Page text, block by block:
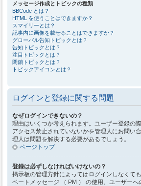
メッセージ作成とトピックの種類
BBCode とは？
HTML を使うことはできますか？
スマイリーとは？
記事内に画像を載せることはできますか？
グローバル告知トピックとは？
告知トピックとは？
注目トピックとは？
閉鎖トピックとは？
トピックアイコンとは？
ログインと登録に関する問題
なぜログインできないの？
理由はいくつか考えられます。ユーザー登録の
アクセス禁止されていないかを管理人にお問い
理人は問題を解決する必要があるでしょう。
ページトップ
登録は必ずしなければいけないの？
掲示板の管理方針によってはログインしなくて
ベートメッセージ （ PM ） の使用、ユーザー